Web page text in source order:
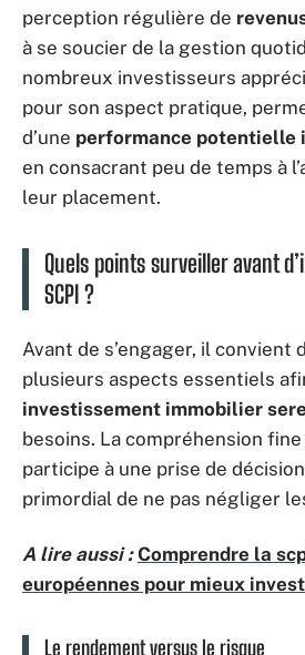
perception régulière de
à se soucier de la gestion
nombreux investisseurs
pour son aspect pratique,
d’une performance potentielle
en consacrant peu de temps à
leur placement.
Quels points surveiller avant
SCPI ?
Avant de s’engager, il
plusieurs aspects essentiels
investissement immobilier
besoins. La compréhension
participe à une prise de
primordial de ne pas négliger
A lire aussi : Comprendre la
européennes pour mieux
Le rendement versus le risque